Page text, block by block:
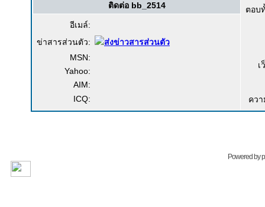
ตอบ
เ
คว
ติดต่อ bb_2514
อีเมล์:
ข่าสารส่วนตัว:
MSN:
Yahoo:
AIM:
ICQ:
Powered by